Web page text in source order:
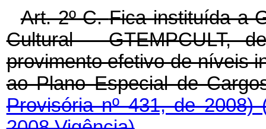
Art. 2º-C.Fica instituída a
Cultural - GTEMPCULT,
provimento efetivo de níveis
ao Plano Especial de
Provisória nº 431, de 2008)